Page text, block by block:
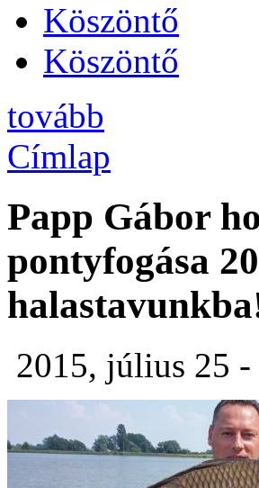
Köszöntő
Köszöntő
tovább
Címlap
Papp Gábor
pontyfogása
2015, július 25 -